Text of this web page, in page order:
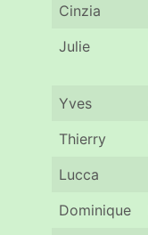
Cinzia
Julie
Yves
Thierry
Lucca
Dominique